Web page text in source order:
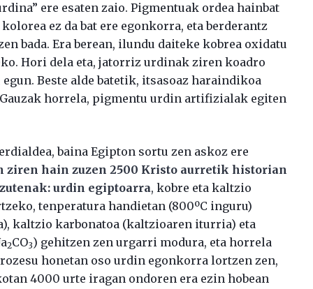
ere esaten zaio. Pigmentuak ordea hainbat
ez da bat ere egonkorra, eta berderantz
bada. Era berean, ilundu daiteke kobrea oxidatu
Hori dela eta, jatorriz urdinak ziren koadro
Beste alde batetik, itsasoaz haraindikoa
horrela, pigmentu urdin artifizialak egiten
baina Egipton sortu zen askoz ere
ziren hain zuzen 2500 Kristo aurretik historian
urdin egiptoarra, kobre eta kaltzio
tenperatura handietan (800ºC inguru)
kaltzio karbonatoa (kaltzioaren iturria) eta
2CO3) gehitzen zen urgarri modura, eta horrela
honetan oso urdin egonkorra lortzen zen,
4000 urte iragan ondoren era ezin hobean